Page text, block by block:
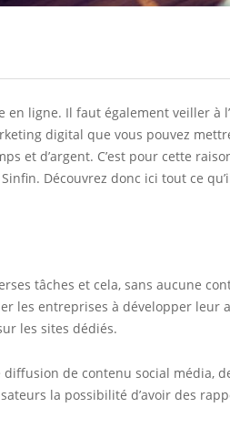
ligne. Il faut également veiller à
digital que vous pouvez
et d’argent. C’est pour cette
Découvrez donc ici tout ce
tâches et cela, sans aucune
les entreprises à développer leur
les sites dédiés.
de contenu social média,
la possibilité d’avoir des